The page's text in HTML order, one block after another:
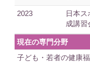
2023
日本
成講習
現在の専門分野
子ども・若者の健康